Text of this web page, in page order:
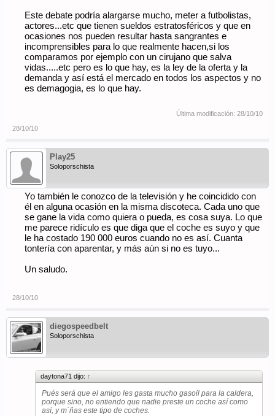
Este debate podría alargarse mucho, meter a futbolistas,
actores...etc que tienen sueldos estratosféricos y que en
ocasiones nos pueden resultar hasta sangrantes e
incomprensibles para lo que realmente hacen,si los
comparamos por ejemplo con un cirujano que salva
vidas.....etc pero es lo que hay, es la ley de la oferta y la
demanda y así está el mercado en todos los aspectos y no
es demagogia, es lo que hay.
Última modificación: 28/10/10
28/10/10
Play25
Soloporschista
Yo también le conozco de la televisión y he coincidido con
él en alguna ocasión en la misma discoteca. Cada uno que
se gane la vida como quiera o pueda, es cosa suya. Lo que
me parece ridículo es que diga que el coche es suyo y que
le ha costado 190 000 euros cuando no es así. Cuanta
tontería con aparentar, y más aún si no es tuyo...
Un saludo.
28/10/10
diegospeedbelt
Soloporschista
daytona71 dijo: ↑
Pués será que el amigo les gasta mucho gasoil para la caldera,
porque sino, no entiendo que nadie preste un coche así como
así, y m´ñas este tipo de coches.